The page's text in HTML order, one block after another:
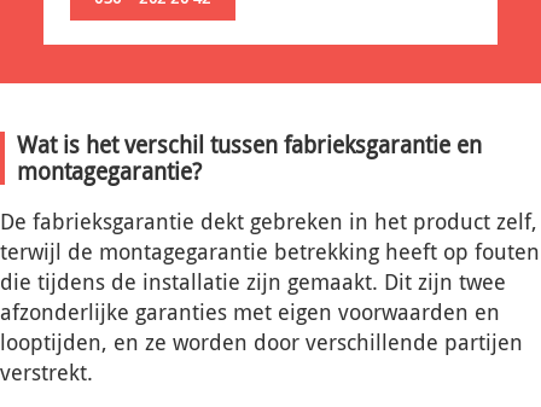
Wat is het verschil tussen fabrieksgarantie en
montagegarantie?
De fabrieksgarantie dekt gebreken in het product zelf,
terwijl de montagegarantie betrekking heeft op fouten
die tijdens de installatie zijn gemaakt. Dit zijn twee
afzonderlijke garanties met eigen voorwaarden en
looptijden, en ze worden door verschillende partijen
verstrekt.